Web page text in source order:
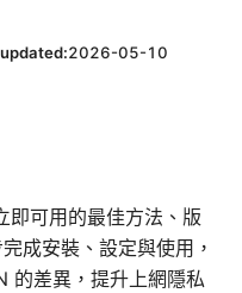
2026-05-10
可用的最佳方法、版
成安裝、設定與使用，
的差異，提升上網隱私